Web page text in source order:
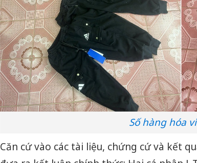
Số hàng hóa
Căn cứ vào các tài liệu, chứng cứ và kết